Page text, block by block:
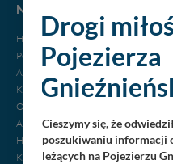
NOCLEGI
Hotele
Pensjonaty
Agroturystyka
Kempingi
Ośrodki wypoczynkowe
Apartamenty
Hostele, motele
Kwatery, pokoje
Drogi
Pojezierza
Cieszymy się, że
poszukiwaniu informacji
leżących na Pojezierzu